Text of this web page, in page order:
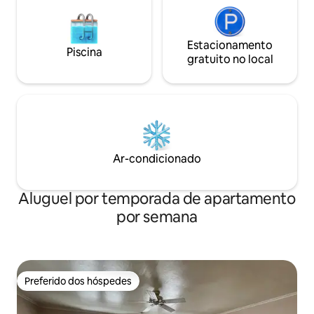
Piscina
Estacionamento
gratuito no local
Ar-condicionado
Aluguel por temporada de apartamento
por semana
Preferido dos hóspedes
Preferido dos hóspedes